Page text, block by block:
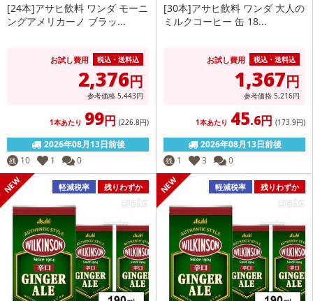
[24本]アサヒ飲料 ワンダ モーニ
ングアメリカーノ ブラッ...
お試し費用 税込・送料込
2,376円
参考価格 5,443円
1本あたり 99円 (226.8円)
2026年08月13日前後
残 10 1 0
[30本]アサヒ飲料 ワンダ 大人の
ミルクコーヒー 缶 18...
お試し費用 税込・送料込
1,367円
参考価格 5,216円
1本あたり 45.6円 (173.9円)
2026年08月13日前後
残 1 3 0
軽減税率 残りわずか 軽減税率 残りわずか